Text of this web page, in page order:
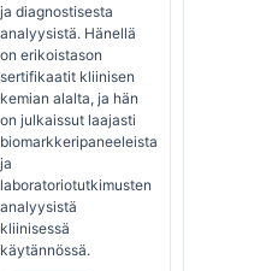
ja diagnostisesta
analyysistä. Hänellä
on erikoistason
sertifikaatit kliinisen
kemian alalta, ja hän
on julkaissut laajasti
biomarkkeripaneeleista
ja
laboratoriotutkimusten
analyysistä
kliinisessä
käytännössä.